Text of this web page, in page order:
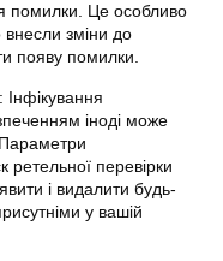
помилки. Це особливо
зміни до
появу помилки.
Інфікування
іноді може
ретельної перевірки
і видалити будь-
у вашій